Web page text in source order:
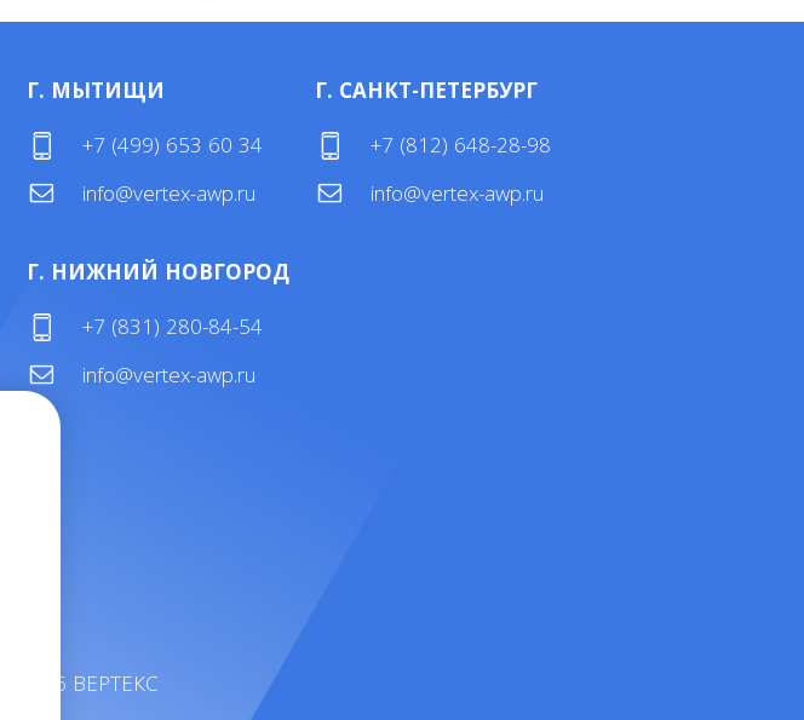
Г. МЫТИЩИ
+7 (499) 653 60 34
info@vertex-awp.ru
Г. НИЖНИЙ НОВГОРОД
+7 (831) 280-84-54
info@vertex-awp.ru
Г. САНКТ-ПЕТЕРБУРГ
+7 (812) 648-28-98
info@vertex-awp.ru
2026 ВЕРТЕКС